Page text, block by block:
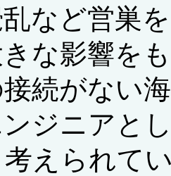
など営巣
な影響を
続がない
ジニアと
考えられて